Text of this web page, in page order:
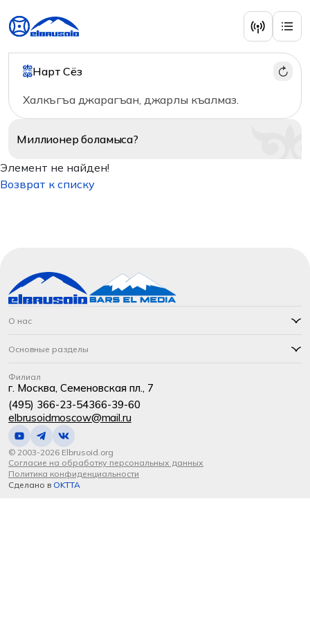
Нарт Сёз
Халкъгъа джарагъан, джарлы къалмаз.
Миллионерболамыса?
Элемент не найден!
Возврат к списку
О нас
Основные разделы
Филиал
г. Москва, Семеновская пл., 7
(495) 366-23-54366-39-60
elbrusoidmoscow@mail.ru
© 2003-2026 Elbrusoid.org
Согласие на обработку персональных данных
Политика конфиденциальности
Сделано в OKTTA